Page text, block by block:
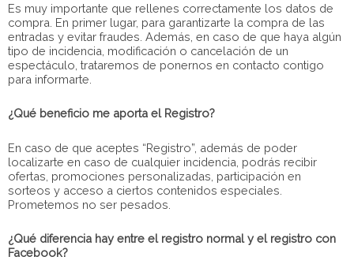
Es muy importante que rellenes correctamente los datos de
compra. En primer lugar, para garantizarte la compra de las
entradas y evitar fraudes. Además, en caso de que haya algún
tipo de incidencia, modificación o cancelación de un
espectáculo, trataremos de ponernos en contacto contigo
para informarte.
¿Qué beneficio me aporta el Registro?
En caso de que aceptes “Registro”, además de poder
localizarte en caso de cualquier incidencia, podrás recibir
ofertas, promociones personalizadas, participación en
sorteos y acceso a ciertos contenidos especiales.
Prometemos no ser pesados.
¿Qué diferencia hay entre el registro normal y el registro con
Facebook?